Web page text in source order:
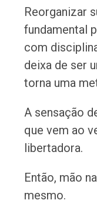
Reorganizar
fundamental
com
deixa de ser
torna uma
A sensação
que vem ao
libertadora.
Então, mão
mesmo.